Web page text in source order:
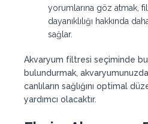
yorumlarına göz atmak,
dayanıklılığı hakkında
sağlar.
Akvaryum filtresi seçiminde
bulundurmak,
canlıların sağlığını optimal
yardımcı olacaktır.